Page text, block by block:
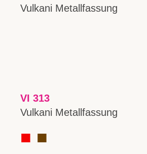
Vulkani Metallfassung
VI 313
Vulkani Metallfassung
■ ■